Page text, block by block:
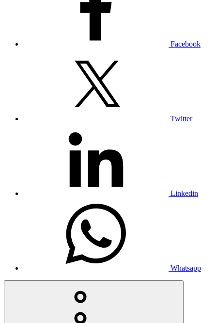
Facebook
Twitter
Linkedin
Whatsapp